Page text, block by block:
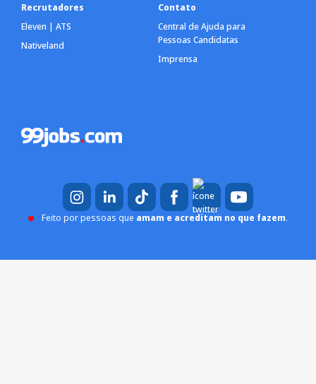
Recrutadores
Eleven | ATS
Nativeland
Contato
Central de Ajuda para
Pessoas Candidatas
Imprensa
Feito por pessoas que amam e acreditam no que fazem.